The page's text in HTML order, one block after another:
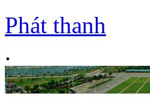
Phát thanh
.